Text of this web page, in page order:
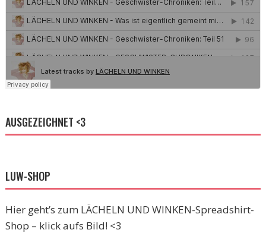
AUSGEZEICHNET <3
LUW-SHOP
Hier geht’s zum LÄCHELN UND WINKEN-Spreadshirt-
Shop – klick aufs Bild! <3